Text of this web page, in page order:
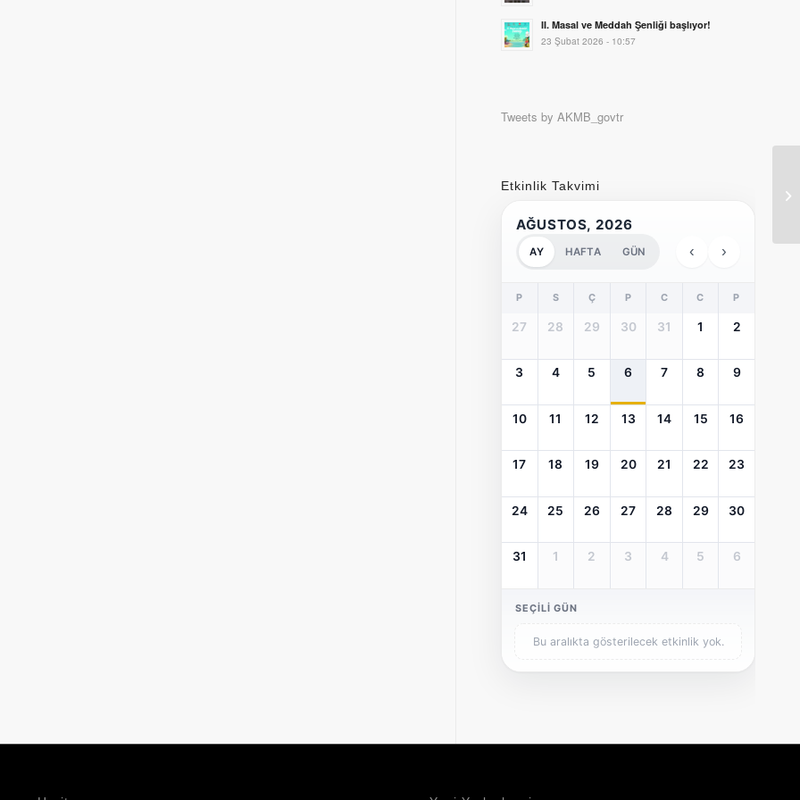
II. Masal ve Meddah Şenliği başlıyor!
23 Şubat 2026 - 10:57
Tweets by AKMB_govtr
Etkinlik Takvimi
AĞUSTOS, 2026
AY HAFTA GÜN ‹ ›
P S Ç P C C P
27 28 29 30 31 1 2
3 4 5 6 7 8 9
10 11 12 13 14 15 16
17 18 19 20 21 22 23
24 25 26 27 28 29 30
31 1 2 3 4 5 6
SEÇILI GÜN
Bu aralıkta gösterilecek etkinlik yok.